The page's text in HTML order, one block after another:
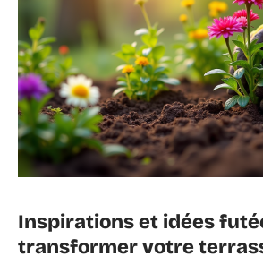
Inspirations et idées
transformer votre